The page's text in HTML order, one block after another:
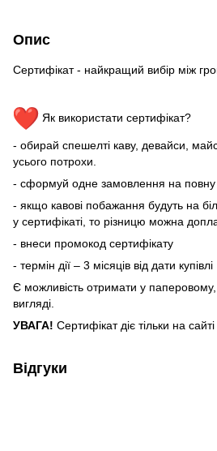
Опис
Сертифікат - найкращий вибір між
Як використати сертифікат?
- обирай спешелті каву, девайси,
усього потрохи.
- сформуй одне замовлення на повну
- якщо кавові побажання будуть на
у сертифікаті, то різницю можна
- внеси промокод сертифікату
- термін дії – 3 місяців від дати купівлі
Є можливість отримати у
вигляді.
УВАГА! Сертифікат діє тільки на сайті
Відгуки